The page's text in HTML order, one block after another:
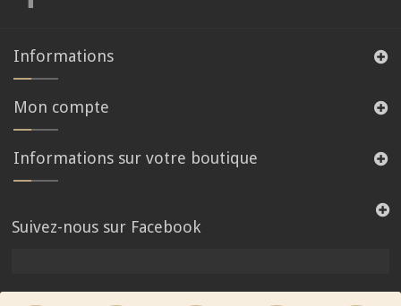
Informations
Mon compte
Informations sur votre boutique
Suivez-nous sur Facebook